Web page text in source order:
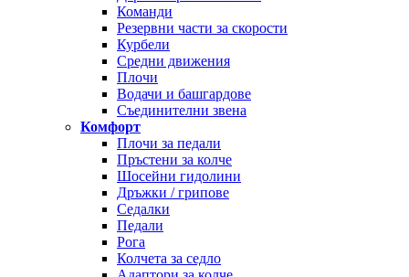
Команди
Резервни части за скорости
Курбели
Средни движения
Плочи
Водачи и башгардове
Съединителни звена
Комфорт
Плочи за педали
Пръстени за колче
Шосейни гидолини
Дръжки / грипове
Седалки
Педали
Рога
Колчета за седло